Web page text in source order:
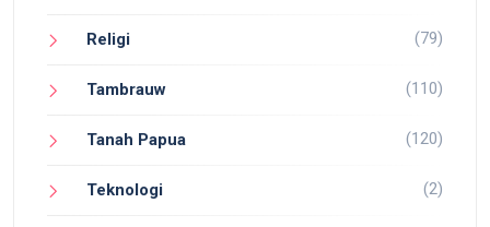
Religi (79)
Tambrauw (110)
Tanah Papua (120)
Teknologi (2)